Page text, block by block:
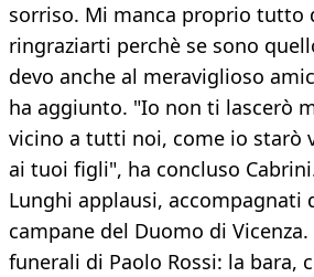
sorriso. Mi manca proprio tutto
ringraziarti perchè se sono
devo anche al meraviglioso
ha aggiunto. "Io non ti lascerò
vicino a tutti noi, come io starò
ai tuoi figli", ha concluso
Lunghi applausi, accompagnati
campane del Duomo di
funerali di Paolo Rossi: la bara,